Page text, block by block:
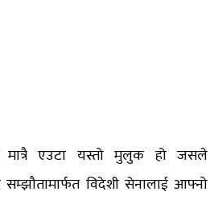
मात्रै एउटा यस्तो मुलुक हो जसले
विदेशी सेनालाई आफ्नो